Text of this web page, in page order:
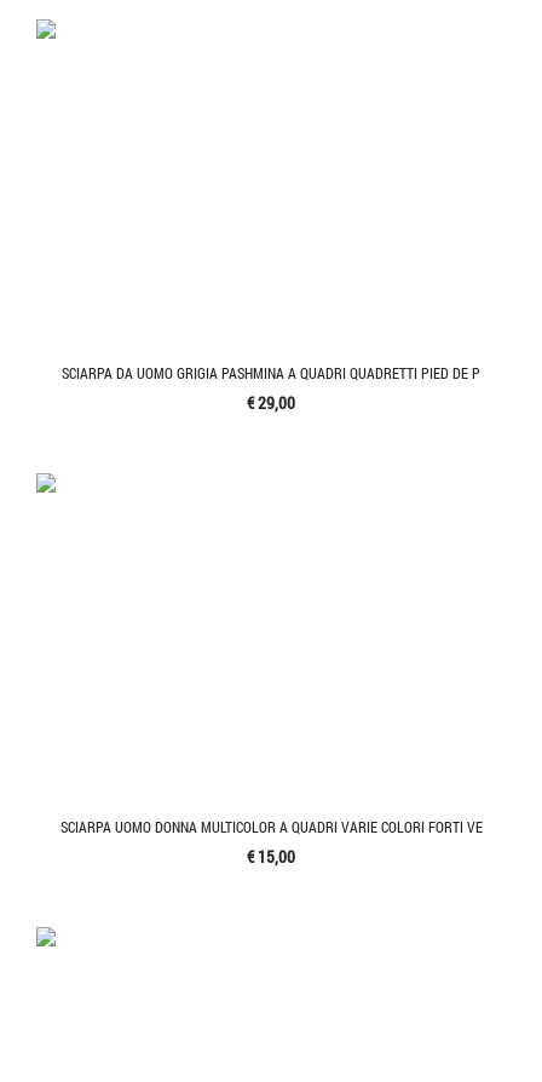
SCIARPA DA UOMO GRIGIA PASHMINA A QUADRI QUADRETTI PIED DE P
€ 29,00
SCIARPA UOMO DONNA MULTICOLOR A QUADRI VARIE COLORI FORTI VE
€ 15,00